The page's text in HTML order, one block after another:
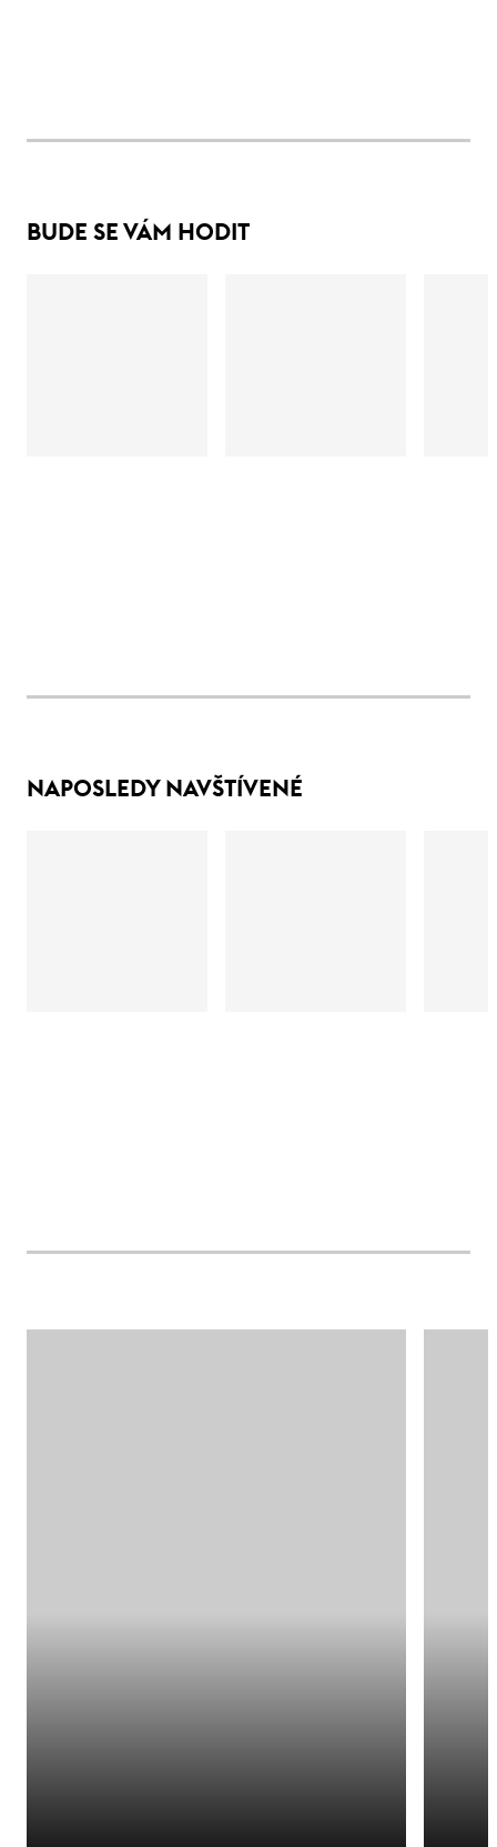
BUDE SE VÁM HODIT
NAPOSLEDY NAVŠTÍVENÉ